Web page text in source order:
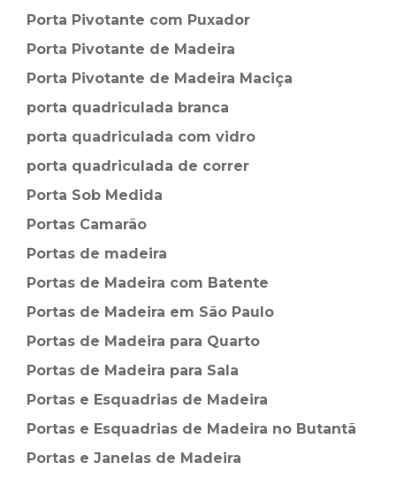
Porta Pivotante com Puxador
Porta Pivotante de Madeira
Porta Pivotante de Madeira Maciça
porta quadriculada branca
porta quadriculada com vidro
porta quadriculada de correr
Porta Sob Medida
Portas Camarão
Portas de madeira
Portas de Madeira com Batente
Portas de Madeira em São Paulo
Portas de Madeira para Quarto
Portas de Madeira para Sala
Portas e Esquadrias de Madeira
Portas e Esquadrias de Madeira no Butantã
Portas e Janelas de Madeira